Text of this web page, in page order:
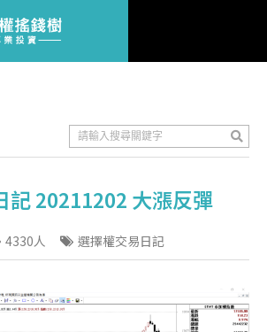
記 20211202 大漲反彈
4330人 選擇權交易日記